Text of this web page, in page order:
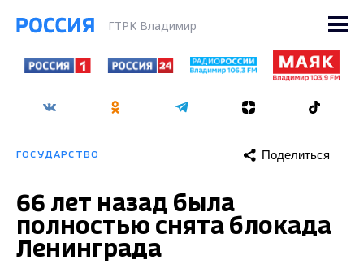
ГТРК Владимир
ГОСУДАРСТВО Поделиться
66 лет назад была
полностью снята блокада
Ленинграда